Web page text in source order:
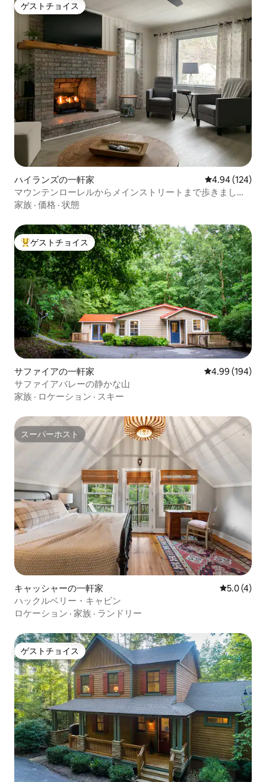
ゲストチョイス
ゲストチョイス
ハイランズの一軒家 レビュー124
4.94 (124)
マウンテンローレルからメインストリートまで歩きましょ
う！
家族 · 価格 · 状態
大好評のゲストチョイスです。
ゲストチョイス
サファイアの一軒家 レビュー194
4.99 (194)
サファイアバレーの静かな山
家族 · ロケーション · スキー
スーパーホスト
スーパーホスト
キャッシャーの一軒家 レビュー4
5.0 (4)
ハックルベリー・キャビン
ロケーション · 家族 · ランドリー
ゲストチョイス
ゲストチョイス